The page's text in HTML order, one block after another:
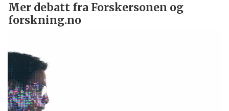
Mer debatt fra Forskersonen og
forskning.no